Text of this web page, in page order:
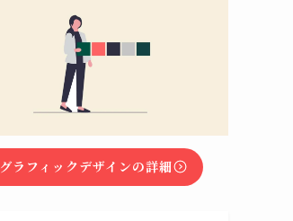
グラフィックデザインの詳細